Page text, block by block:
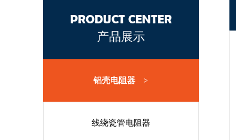
PRODUCT CENTER
产品展示
铝壳电阻器 >
线绕瓷管电阻器